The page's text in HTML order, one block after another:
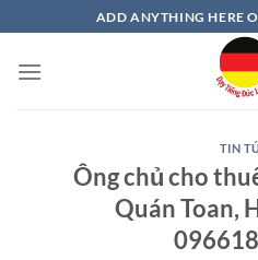
qua
nội
ADD ANYTHING HERE
TIN
Ông chủ cho
Quán Toan,